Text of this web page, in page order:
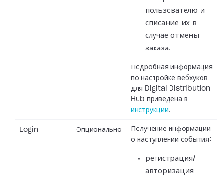
пользователю и
списание их в
случае отмены
заказа.
Подробная информация
по настройке вебхуков
для Digital Distribution
Hub приведена в
инструкции.
Login Опционально
Получение информации
о наступлении события:
регистрация/
авторизация